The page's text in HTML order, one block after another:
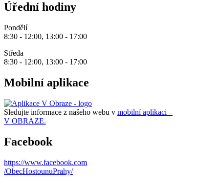
Úřední hodiny
Pondělí
8:30 - 12:00, 13:00 - 17:00
Středa
8:30 - 12:00, 13:00 - 17:00
Mobilní aplikace
Sledujte informace z našeho webu v mobilní aplikaci –
V OBRAZE.
Facebook
https://www.facebook.com
/ObecHostounuPrahy/